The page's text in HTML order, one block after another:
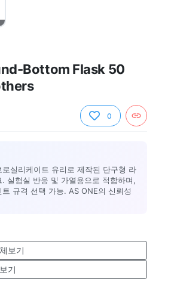
Bottom Flask 50
0
실리케이트 유리로 제작된 단구형 라
실험실 반응 및 가열용으로 적합하며,
규격 선택 가능. AS ONE의 신뢰성
보기
기